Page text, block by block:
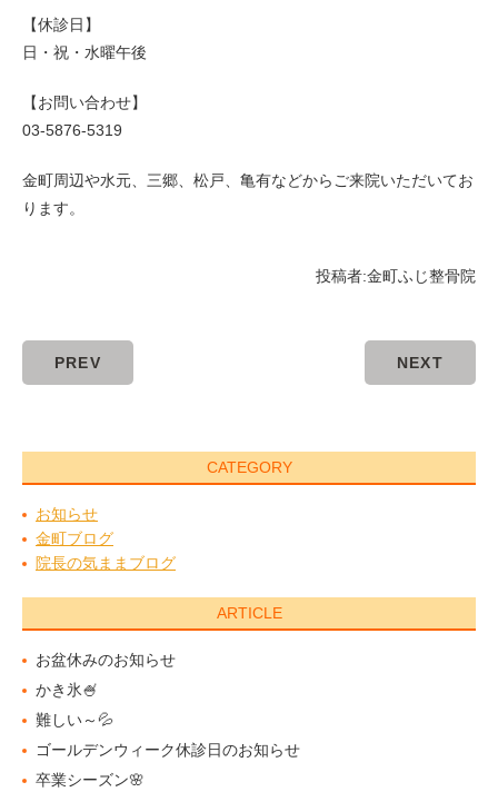
【休診日】
日・祝・水曜午後
【お問い合わせ】
03-5876-5319
金町周辺や水元、三郷、松戸、亀有などからご来院いただいてお
ります。
投稿者:金町ふじ整骨院
PREV NEXT
CATEGORY
お知らせ
金町ブログ
院長の気ままブログ
ARTICLE
お盆休みのお知らせ
かき氷🍧
難しい～💦
ゴールデンウィーク休診日のお知らせ
卒業シーズン🌸